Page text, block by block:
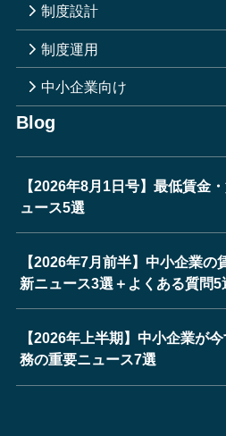
制度設計
制度運用
中小企業向け
Blog
【2026年8月1日号】最低賃金
ュース5選
【2026年7月前半】中小企業
新ニュース3選＋よくある質問5
【2026年上半期】中小企業が
務の重要ニュース7選